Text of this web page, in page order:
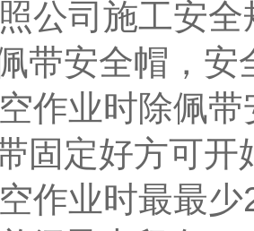
公司施工安全
带安全帽，
作业时除佩带
固定好方可开
作业时最最少